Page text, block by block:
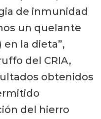
de inmunidad
un quelante
la dieta”,
del CRIA,
obtenidos
del hierro